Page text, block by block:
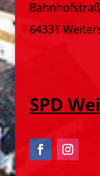
64331
SPD